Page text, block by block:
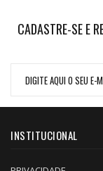
CADASTRE-SE E
INSTITUCIONAL